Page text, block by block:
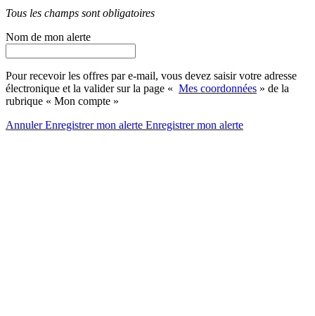
Tous les champs sont obligatoires
Nom de mon alerte
Pour recevoir les offres par e-mail, vous devez saisir votre adresse
électronique et la valider sur la page « Mes coordonnées » de la
rubrique « Mon compte »
AnnulerEnregistrer mon alerte Enregistrermon alerte